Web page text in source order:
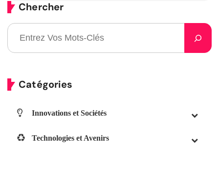
Chercher
Catégories
Innovations et Sociétés
Technologies et Avenirs